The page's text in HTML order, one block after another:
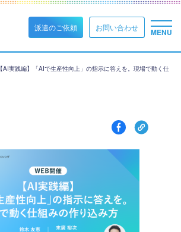
派遣のご依頼 お問い合わせ
【AI実践編】「AIで生産性向上」の指示に答えを。現場で動く仕